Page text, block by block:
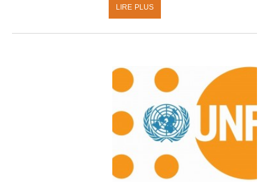
LIRE PLUS